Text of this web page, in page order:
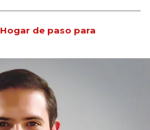
Hogar de paso para